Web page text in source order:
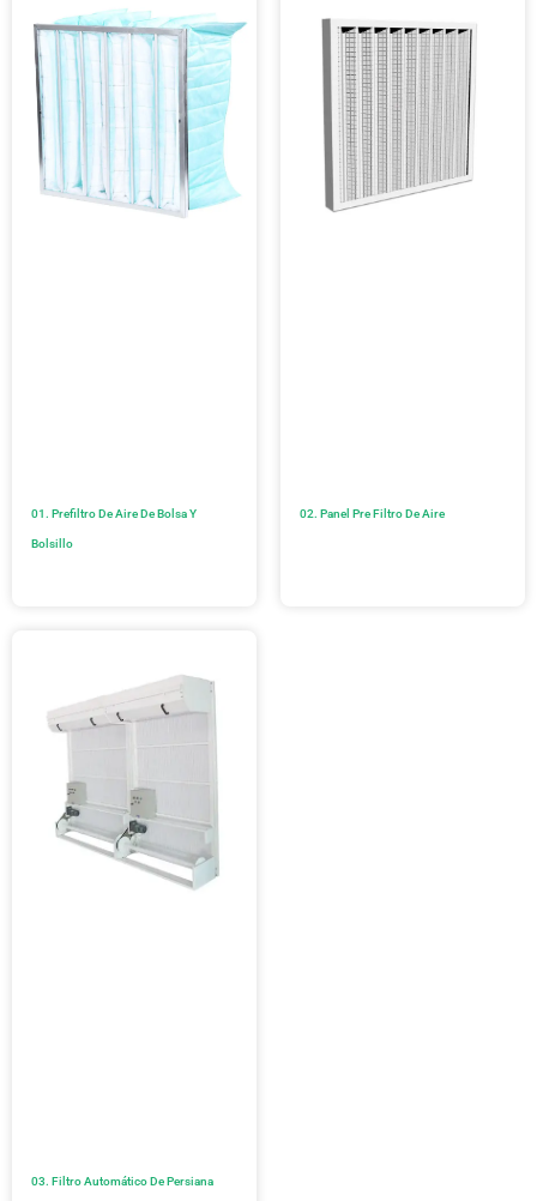
01. Prefiltro De Aire De Bolsa Y
Bolsillo
02. Panel Pre Filtro De Aire
03. Filtro Automático De Persiana